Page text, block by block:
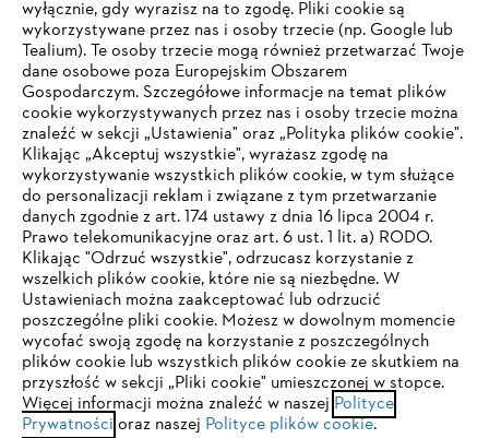
Firma
STIHL FAQ
Serwis
Polityka prywatności Wskazówki prawne Cookies
TWOJA PRZEGLĄDARKA NIE JEST
OBSŁUGIWANA
Korzystasz z przeglądarki, której jeszcze nie obsługujemy. W
celu optymalnego korzystania z naszej strony zalecamy
przejście do jednej z następujących przeglądarek:
wyłącznie, gdy wyrazisz na to zgodę. Pliki cookie są
wykorzystywane przez nas i osoby trzecie (np. Google lub
Tealium). Te osoby trzecie mogą również przetwarzać Twoje
dane osobowe poza Europejskim Obszarem
Gospodarczym. Szczegółowe informacje na temat plików
cookie wykorzystywanych przez nas i osoby trzecie można
znaleźć w sekcji „Ustawienia" oraz „Polityka plików cookie".
Klikając „Akceptuj wszystkie", wyrażasz zgodę na
wykorzystywanie wszystkich plików cookie, w tym służące
do personalizacji reklam i związane z tym przetwarzanie
danych zgodnie z art. 174 ustawy z dnia 16 lipca 2004 r.
Prawo telekomunikacyjne oraz art. 6 ust. 1 lit. a) RODO.
Klikając "Odrzuć wszystkie", odrzucasz korzystanie z
wszelkich plików cookie, które nie są niezbędne. W
Ustawieniach można zaakceptować lub odrzucić
poszczególne pliki cookie. Możesz w dowolnym momencie
wycofać swoją zgodę na korzystanie z poszczególnych
plików cookie lub wszystkich plików cookie ze skutkiem na
przyszłość w sekcji „Pliki cookie" umieszczonej w stopce.
Więcej informacji można znaleźć w naszej Polityce
Prywatności oraz naszej Polityce plików cookie.